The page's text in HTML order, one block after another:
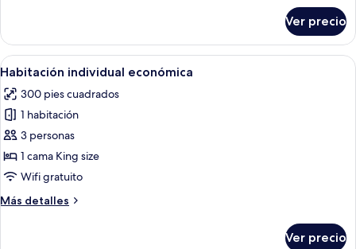
estudio
superior
Ver precio
Abrir
todas
las
fotos
de
Habitación
individual
Una cama bien tendida con un
3
Habitación individual económica
300 pies cuadrados
1 habitación
3 personas
1 cama King size
Wifi gratuito
Más detalles
Más
Ver precio